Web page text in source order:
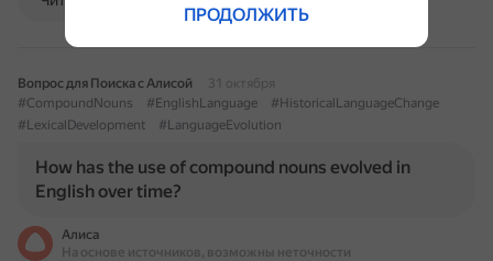
Вопрос для Поиска с Алисой
31 октября
#CompoundNouns
#EnglishLanguage
#HistoricalLanguageChange
#LexicalDevelopment
#LanguageEvolution
How has the use of compound nouns evolved in
English over time?
Алиса
На основе источников, возможны неточности
ПРОДОЛЖИТЬ